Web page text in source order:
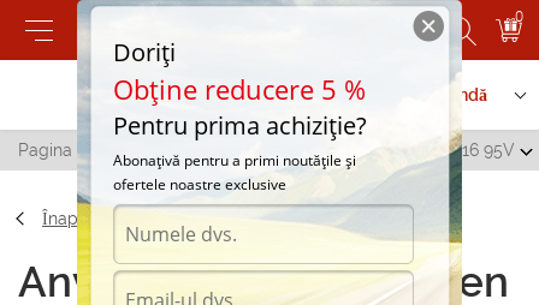
0
Contactați-ne Serviciu de comandă
Pagina principală Falken Ziex ZE914 EcoRun 225/55 R16 95V
Înapoi
Anvelope de vara Falken
Doriți
Obține reducere 5 %
Pentru prima achiziție?
Abonațivă pentru a primi noutățile și
ofertele noastre exclusive